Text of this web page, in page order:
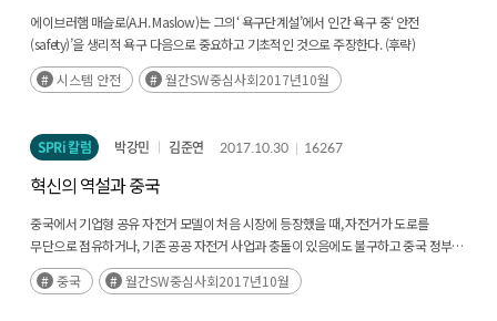
에이브러햄 매슬로(A.H. Maslow)는 그의‘ 욕구단계설’에서 인간 욕구 중‘ 안전
(safety)’을 생리적 욕구 다음으로 중요하고 기초적인 것으로 주장한다. (후략)
시스템 안전
월간SW중심사회2017년10월
SPRi 칼럼 박강민 김준연 2017.10.30 16267
혁신의 역설과 중국
중국에서 기업형 공유 자전거 모델이 처음 시장에 등장했을 때, 자전거가 도로를
무단으로 점유하거나, 기존 공공 자전거 사업과 충돌이 있음에도 불구하고 중국 정부는
이에 대한 규제를 취하지 않았다. (후략)
중국 월간SW중심사회2017년10월